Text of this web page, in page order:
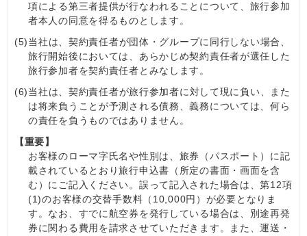
項による第三者提供が行なわれることについて、旅行参加
者本人の同意を得るものとします。
(5)当社は、契約責任者が団体・グループに同行しない場合、
旅行開始後においては、あらかじめ契約責任者が選任した
旅行参加者を契約責任者とみなします。
(6)当社は、契約責任者が旅行参加者に対して現に負い、また
は将来負うことが予測される債務、義務については、何ら
の責任を負うものではありません。
【重要】
お客様のローマ字氏名や性別は、旅券（パスポート）に記
載されているとおり旅行申込書（所定の書面・画面を含
む）にご記入ください。誤って記入された場合は、第12項
(1)のお客様の交替手数料（10,000円）が必要となりま
す。なお、すでに航空券を発行している場合は、別途再発
券に関わる費用を請求させていただきます。また、運送・